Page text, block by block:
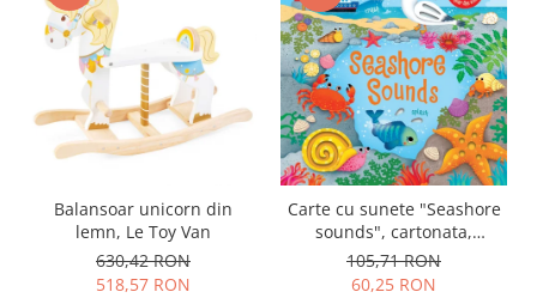
Balansoar unicorn din
lemn, Le Toy Van
630,42 RON
518,57 RON
Carte cu sunete "Seashore
sounds", cartonata,
Usborne
105,71 RON
60,25 RON